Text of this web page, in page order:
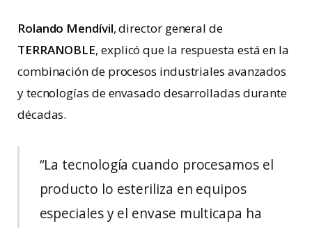
Rolando Mendívil, director general de
TERRANOBLE, explicó que la respuesta está en la
combinación de procesos industriales avanzados
y tecnologías de envasado desarrolladas durante
décadas.
“La tecnología cuando procesamos el
producto lo esteriliza en equipos
especiales y el envase multicapa ha